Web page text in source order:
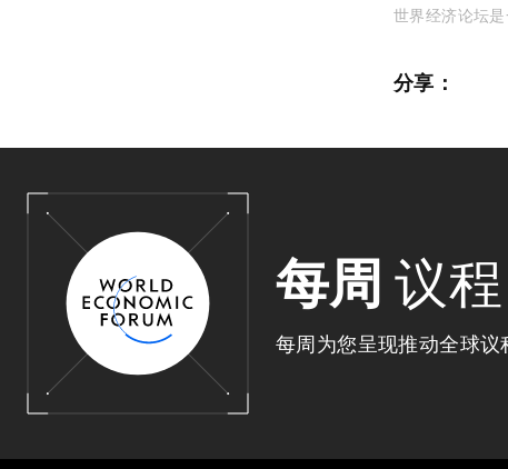
世界经济论坛
分享：
每周 议程
每周为您呈现推动全球议